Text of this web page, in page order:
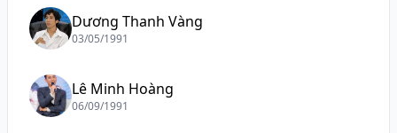
Dương Thanh Vàng
03/05/1991
Lê Minh Hoàng
06/09/1991